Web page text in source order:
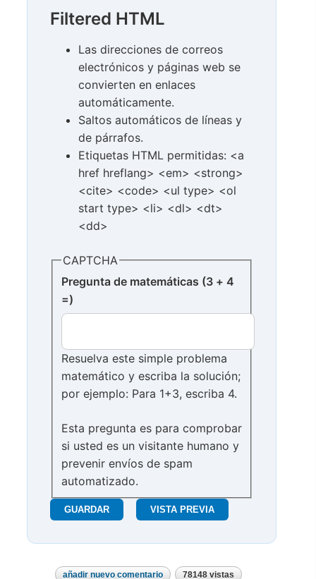
Filtered HTML
Las direcciones de correos
electrónicos y páginas web se
convierten en enlaces
automáticamente.
Saltos automáticos de líneas y
de párrafos.
Etiquetas HTML permitidas: <a
href hreflang> <em> <strong>
<cite> <code> <ul type> <ol
start type> <li> <dl> <dt>
<dd>
CAPTCHA
Pregunta de matemáticas (3 + 4
=)
Resuelva este simple problema
matemático y escriba la solución;
por ejemplo: Para 1+3, escriba 4.
Esta pregunta es para comprobar
si usted es un visitante humano y
prevenir envíos de spam
automatizado.
añadir nuevo comentario 78148 vistas